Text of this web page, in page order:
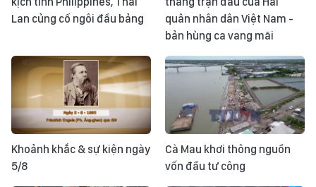
Lan củng cố ngôi đầu bảng
quân nhân dân Việt Nam -
bản hùng ca vang mãi
Khoảnh khắc & sự kiện ngày
5/8
Cà Mau khơi thông nguồn
vốn đầu tư công